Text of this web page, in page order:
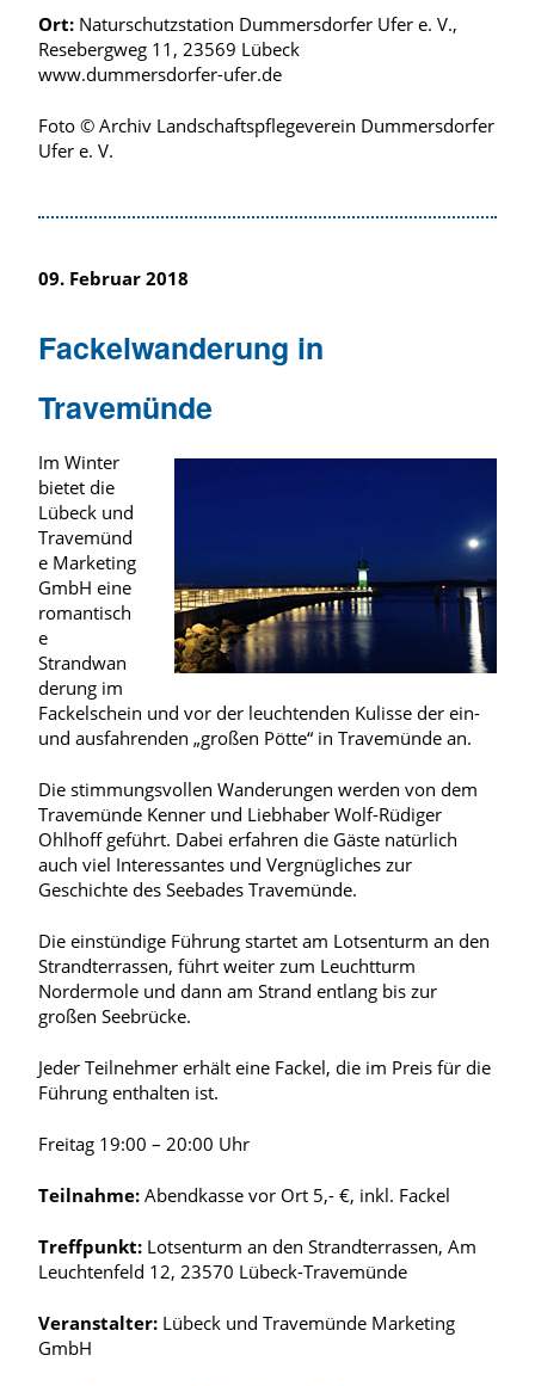
Ort: Naturschutzstation Dummersdorfer Ufer e. V.,
Resebergweg 11, 23569 Lübeck
www.dummersdorfer-ufer.de
Foto © Archiv Landschaftspflegeverein Dummersdorfer
Ufer e. V.
09. Februar 2018
Fackelwanderung in
Travemünde
Im Winter
bietet die
Lübeck und
Travemünd
e Marketing
GmbH eine
romantisch
e
Strandwan
derung im
Fackelschein und vor der leuchtenden Kulisse der ein-
und ausfahrenden „großen Pötte“ in Travemünde an.
Die stimmungsvollen Wanderungen werden von dem
Travemünde Kenner und Liebhaber Wolf-Rüdiger
Ohlhoff geführt. Dabei erfahren die Gäste natürlich
auch viel Interessantes und Vergnügliches zur
Geschichte des Seebades Travemünde.
Die einstündige Führung startet am Lotsenturm an den
Strandterrassen, führt weiter zum Leuchtturm
Nordermole und dann am Strand entlang bis zur
großen Seebrücke.
Jeder Teilnehmer erhält eine Fackel, die im Preis für die
Führung enthalten ist.
Freitag 19:00 – 20:00 Uhr
Teilnahme: Abendkasse vor Ort 5,- €, inkl. Fackel
Treffpunkt: Lotsenturm an den Strandterrassen, Am
Leuchtenfeld 12, 23570 Lübeck-Travemünde
Veranstalter: Lübeck und Travemünde Marketing
GmbH